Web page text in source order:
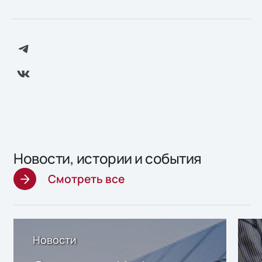
Новости, истории и события
Смотреть все
Новости